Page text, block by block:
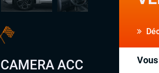
ACC